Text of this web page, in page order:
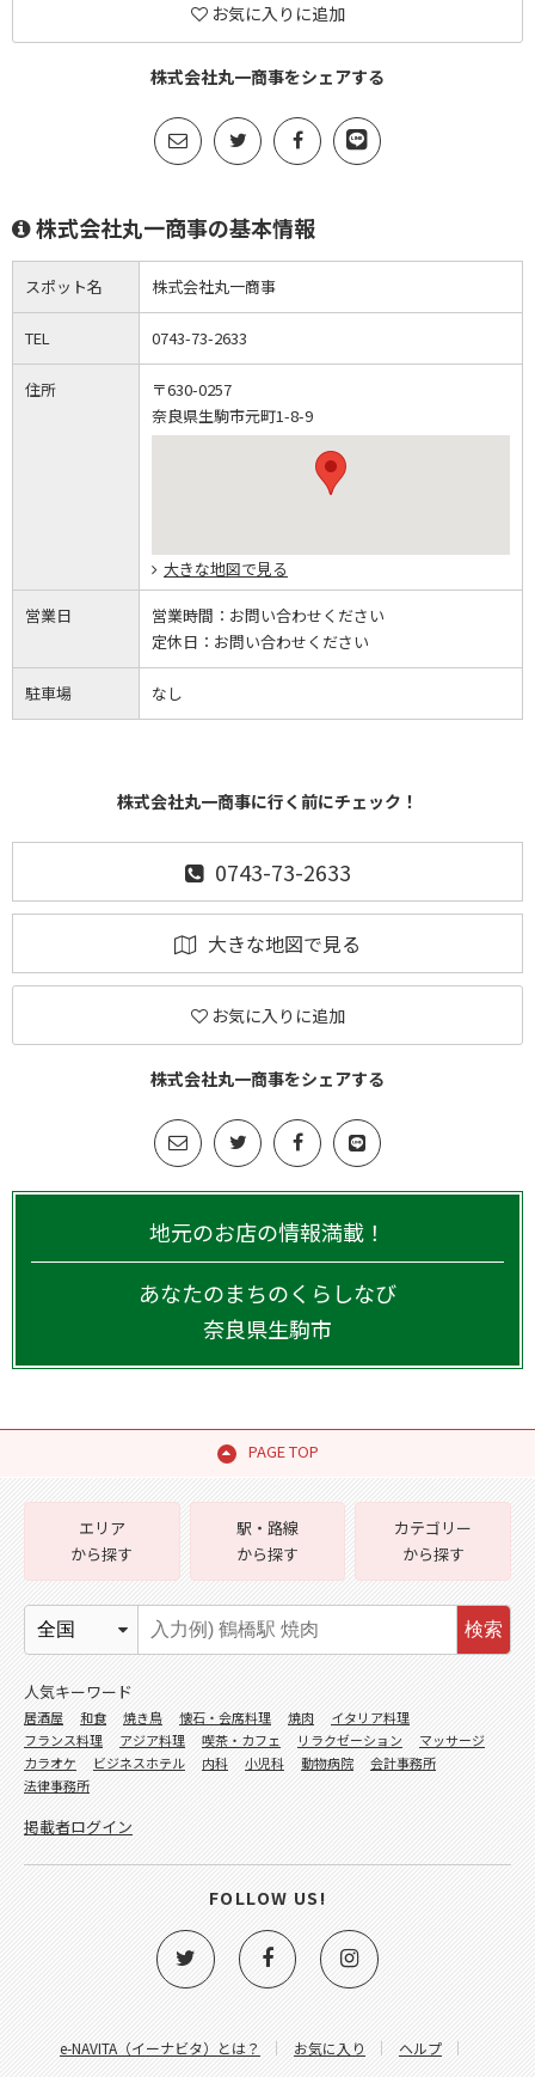
お気に入りに追加
株式会社丸一商事をシェアする
株式会社丸一商事の基本情報
スポット名 株式会社丸一商事
TEL 0743-73-2633
住所
〒630-0257
奈良県生駒市元町1-8-9
大きな地図で見る
営業日 営業時間： お問い合わせください
定休日： お問い合わせください
駐車場 なし
株式会社丸一商事に行く前にチェック！
0743-73-2633
大きな地図で見る
お気に入りに追加
株式会社丸一商事をシェアする
地元のお店の情報満載！
あなたのまちのくらしなび
奈良県生駒市
PAGE TOP
e-NAVITA（イーナビタ）とは？ お気に入り
ヘルプ
エリア
から探す
駅・路線
から探す
カテゴリー
から探す
検索
人気キーワード
居酒屋 和食 焼き鳥 懐石・会席料理 焼肉
イタリア料理
フランス料理
アジア料理 喫茶・カフェ リラクゼーション
マッサージ
カラオケ
ビジネスホテル 内科 小児科 動物病院
会計事務所
法律事務所
掲載者ログイン
FOLLOW US!